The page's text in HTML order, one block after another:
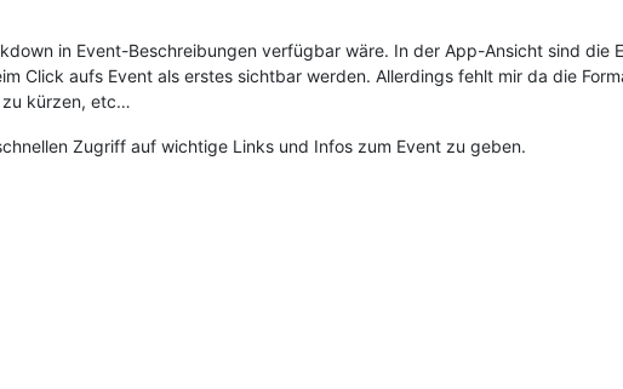
in Event-Beschreibungen verfügbar wäre. In der App-Ansicht sind die
Click aufs Event als erstes sichtbar werden. Allerdings fehlt mir da die
zu kürzen, etc…
Zugriff auf wichtige Links und Infos zum Event zu geben.